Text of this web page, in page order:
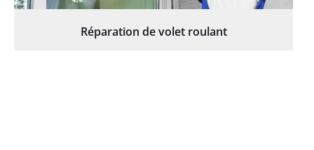
Réparation de volet roulant